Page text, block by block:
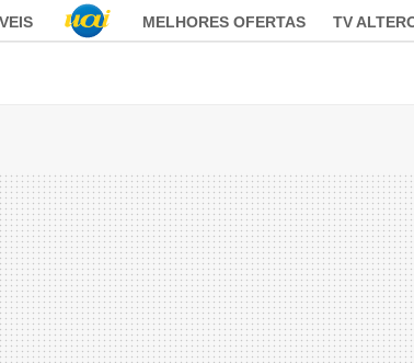
MELHORES OFERTAS TV